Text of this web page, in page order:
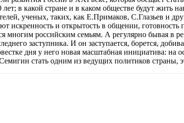
в какой стране и в каком обществе будут жить
ученых, таких, как Е.Примаков, С.Глазьев и
искренность и открытость в общении,
многим российским семьям. А регулярно бывая в
заступника. И он заступается, борется,
дня у него новая масштабная инициатива: на
стать одним из ведущих политиков страны,